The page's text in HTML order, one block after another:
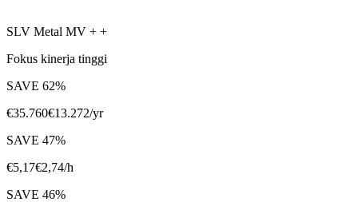
SLV Metal MV + +
Fokus kinerja tinggi
SAVE 62%
€35.760€13.272/yr
SAVE 47%
€5,17€2,74/h
SAVE 46%